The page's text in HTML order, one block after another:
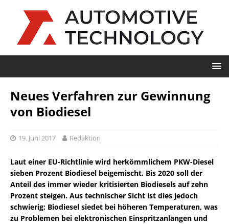
Neues Verfahren zur Gewinnung
von Biodiesel
19. Juni 2017 Redaktion
Laut einer EU-Richtlinie wird herkömmlichem PKW-Diesel
sieben Prozent Biodiesel beigemischt. Bis 2020 soll der
Anteil des immer wieder kritisierten Biodiesels auf zehn
Prozent steigen. Aus technischer Sicht ist dies jedoch
schwierig: Biodiesel siedet bei höheren Temperaturen, was
zu Problemen bei elektronischen Einspritzanlangen und